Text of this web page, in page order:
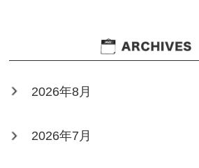
2026年8月
2026年7月